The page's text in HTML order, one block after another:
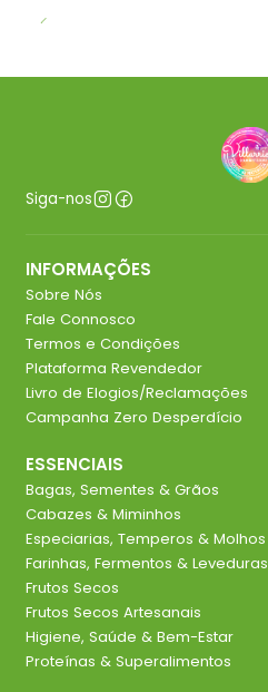
Siga-nos
INFORMAÇÕES
Sobre Nós
Fale Connosco
Termos e Condições
Plataforma Revendedor
Livro de Elogios/Reclamações
Campanha Zero Desperdício
ESSENCIAIS
Bagas, Sementes & Grãos
Cabazes & Miminhos
Especiarias, Temperos & Molhos
Farinhas, Fermentos & Leveduras
Frutos Secos
Frutos Secos Artesanais
Higiene, Saúde & Bem-Estar
Proteínas & Superalimentos